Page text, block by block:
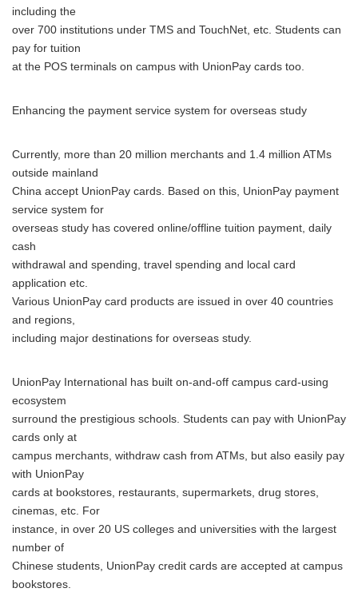
including the
over 700 institutions under TMS and TouchNet, etc. Students can
pay for tuition
at the POS terminals on campus with UnionPay cards too.
Enhancing the payment service system for overseas study
Currently, more than 20 million merchants and 1.4 million ATMs
outside mainland
China accept UnionPay cards. Based on this, UnionPay payment
service system for
overseas study has covered online/offline tuition payment, daily
cash
withdrawal and spending, travel spending and local card
application etc.
Various UnionPay card products are issued in over 40 countries
and regions,
including major destinations for overseas study.
UnionPay International has built on-and-off campus card-using
ecosystem
surround the prestigious schools. Students can pay with UnionPay
cards only at
campus merchants, withdraw cash from ATMs, but also easily pay
with UnionPay
cards at bookstores, restaurants, supermarkets, drug stores,
cinemas, etc. For
instance, in over 20 US colleges and universities with the largest
number of
Chinese students, UnionPay credit cards are accepted at campus
bookstores.